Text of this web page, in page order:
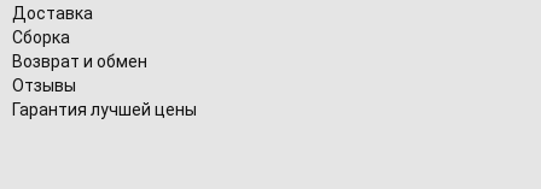
Доставка
Сборка
Возврат и обмен
Отзывы
Гарантия лучшей цены